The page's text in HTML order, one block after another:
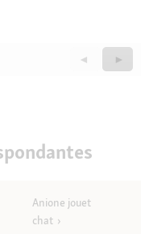
Précédent
Questions
◄ ►
Anione jouet
chat